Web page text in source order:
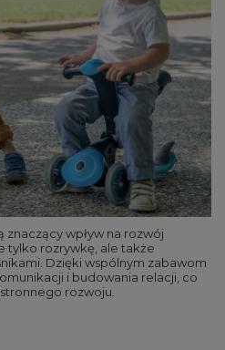
wpływ na rozwój
tylko rozrywkę, ale także
Dzięki wspólnym zabawom
i budowania relacji, co
rozwoju.